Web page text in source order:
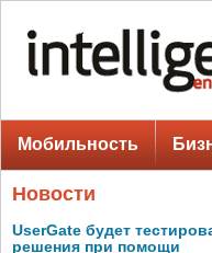
Мобильность
Новости
UserGate будет
решения при помощи